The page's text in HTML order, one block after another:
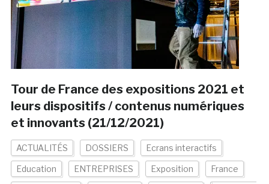
Tour de France des expositions 2021 et
leurs dispositifs / contenus numériques
et innovants (21/12/2021)
ACTUALITÉS DOSSIERS Ecrans interactifs
Education ENTREPRISES Exposition France